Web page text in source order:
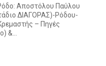
Αποστόλου Παύλου
ΔΙΑΓΟΡΑΣ)-Ρόδου-
– Πηγές
&…